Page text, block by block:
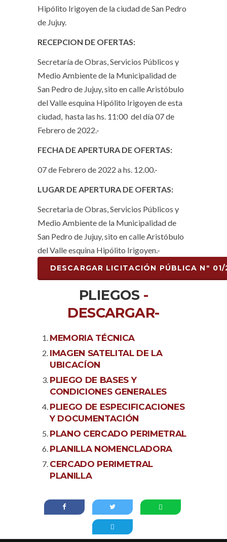
Hipólito Irigoyen de la ciudad de San Pedro
de Jujuy.
RECEPCION DE OFERTAS:
Secretaría de Obras, Servicios Públicos y
Medio Ambiente de la Municipalidad de
San Pedro de Jujuy, sito en calle Aristóbulo
del Valle esquina Hipólito Irigoyen de esta
ciudad, hasta las hs. 11:00 del día 07 de
Febrero de 2022.-
FECHA DE APERTURA DE OFERTAS:
07 de Febrero de 2022 a hs. 12.00.-
LUGAR DE APERTURA DE OFERTAS:
Secretaria de Obras, Servicios Públicos y
Medio Ambiente de la Municipalidad de
San Pedro de Jujuy, sito en calle Aristóbulo
del Valle esquina Hipólito Irigoyen.-
DESCARGAR LICITACIÓN PÚBLICA Nº 01/
PLIEGOS -
DESCARGAR-
MEMORIA TÉCNICA
IMAGEN SATELITAL DE LA
UBICACÍON
PLIEGO DE BASES Y
CONDICIONES GENERALES
PLIEGO DE ESPECIFICACIONES
Y DOCUMENTACIÓN
PLANO CERCADO PERIMETRAL
PLANILLA NOMENCLADORA
CERCADO PERIMETRAL
PLANILLA